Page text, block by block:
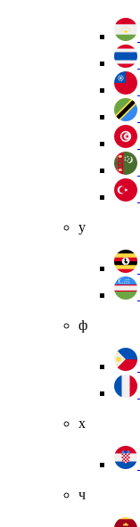
у
ф
х
ч